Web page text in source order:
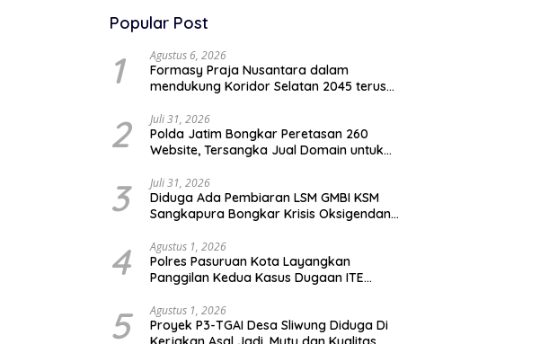
Popular Post
1 Agustus 6, 2026
Formasy Praja Nusantara dalam
mendukung Koridor Selatan 2045 terus
Mitra Indonesia dengan SPEKTANI
2 Juli 31, 2026
Polda Jatim Bongkar Peretasan 260
Website, Tersangka Jual Domain untuk
3 Juli 31, 2026
Diduga Ada Pembiaran LSM GMBI KSM
Sangkapura Bongkar Krisis Oksigendan
4 Agustus 1, 2026
Polres Pasuruan Kota Layangkan
Panggilan Kedua Kasus Dugaan ITE
5 Agustus 1, 2026
Proyek P3-TGAI Desa Sliwung Diduga Di